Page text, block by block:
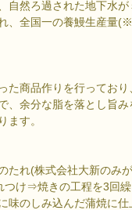
自然ろ過された地下水が
、全国一の養鰻生産量
た商品作りを行っており
、余分な脂を落とし旨み
ます。
たれ(株式会社大新のみ
け⇒焼きの工程を3回繰
味のしみ込んだ蒲焼に仕